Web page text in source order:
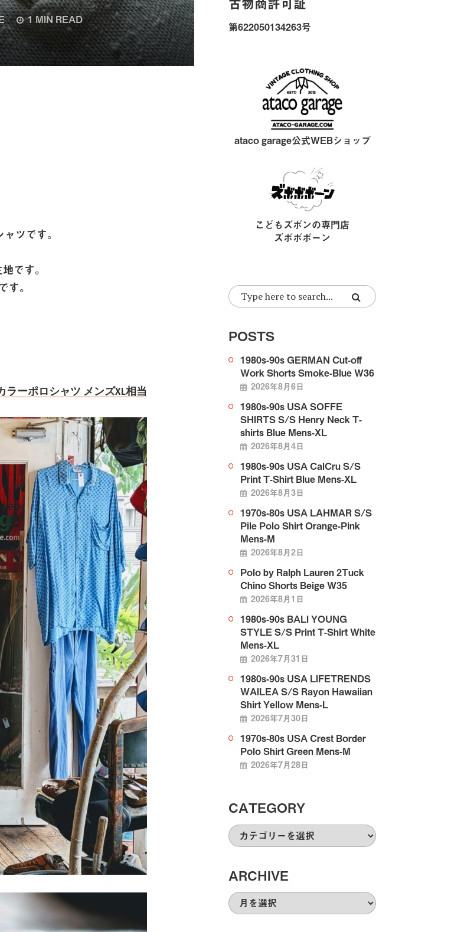
1 MIN READ
ツです。
です。
す。
カラーポロシャツ メンズXL相当
第622050134263号
ataco garage公式WEBショップ
こどもズボンの専門店
ズボボボーン
POSTS
1980s-90s GERMAN Cut-off
Work Shorts Smoke-Blue W36
2026年8月6日
1980s-90s USA SOFFE
SHIRTS S/S Henry Neck T-
shirts Blue Mens-XL
2026年8月4日
1980s-90s USA CalCru S/S
Print T-Shirt Blue Mens-XL
2026年8月3日
1970s-80s USA LAHMAR S/S
Pile Polo Shirt Orange-Pink
Mens-M
2026年8月2日
Polo by Ralph Lauren 2Tuck
Chino Shorts Beige W35
2026年8月1日
1980s-90s BALI YOUNG
STYLE S/S Print T-Shirt White
Mens-XL
2026年7月31日
1980s-90s USA LIFETRENDS
WAILEA S/S Rayon Hawaiian
Shirt Yellow Mens-L
2026年7月30日
1970s-80s USA Crest Border
Polo Shirt Green Mens-M
2026年7月28日
CATEGORY
CATEGORY
ARCHIVE
ARCHIVE